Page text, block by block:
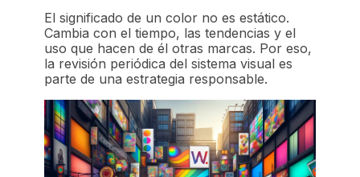
El significado de un color no es estático.
Cambia con el tiempo, las tendencias y el
uso que hacen de él otras marcas. Por eso,
la revisión periódica del sistema visual es
parte de una estrategia responsable.